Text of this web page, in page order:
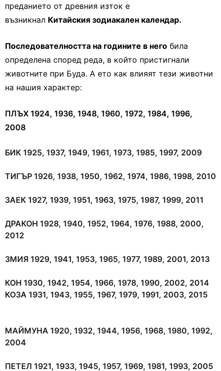
преданието от древния изток е
възникнал Китайския зодиакален календар.
Последователността на годините в него била
определена според реда, в който пристигнали
животните при Буда. А ето как влияят тези животни
на нашия характер:
ПЛЪХ 1924, 1936, 1948, 1960, 1972, 1984, 1996,
2008
БИК 1925, 1937, 1949, 1961, 1973, 1985, 1997, 2009
ТИГЪР 1926, 1938, 1950, 1962, 1974, 1986, 1998, 2010
ЗАЕК 1927, 1939, 1951, 1963, 1975, 1987, 1999, 2011
ДРАКОН 1928, 1940, 1952, 1964, 1976, 1988, 2000,
2012
ЗМИЯ 1929, 1941, 1953, 1965, 1977, 1989, 2001, 2013
КОН 1930, 1942, 1954, 1966, 1978, 1990, 2002, 2014
КОЗА 1931, 1943, 1955, 1967, 1979, 1991, 2003, 2015
МАЙМУНА 1920, 1932, 1944, 1956, 1968, 1980, 1992,
2004
ПЕТЕЛ 1921, 1933, 1945, 1957, 1969, 1981, 1993, 2005